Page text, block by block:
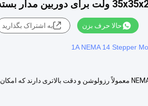
حالا حرف بزن به اشتراک بگذارید
موتور پله‌ای هیبریدی ۲ فاز ۳۵x۳۵x۲۶ میلی‌متر ۱۲ ولت برای دوربین نظارتی موتورهای پله‌ای NEMA 14 معمولاً رزولوشن و دقت بالاتری دارند که امکان